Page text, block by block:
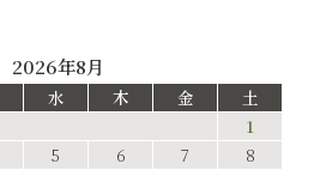
2026年8月
水 木 金
土
1
5 6 7
8